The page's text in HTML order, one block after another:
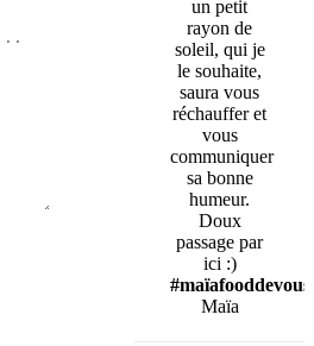
un petit
rayon de
soleil, qui je
le souhaite,
saura vous
réchauffer et
vous
communiquer
sa bonne
humeur.
Doux
passage par
ici :)
#maïafooddevous
Maïa